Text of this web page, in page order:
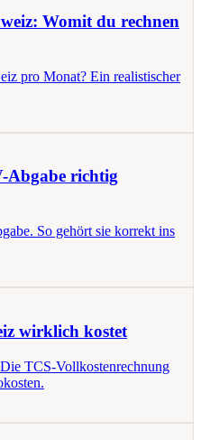
Womit du rechnen
pro Monat? Ein realistischer
Abgabe richtig
So gehört sie korrekt ins
wirklich kostet
TCS-Vollkostenrechnung